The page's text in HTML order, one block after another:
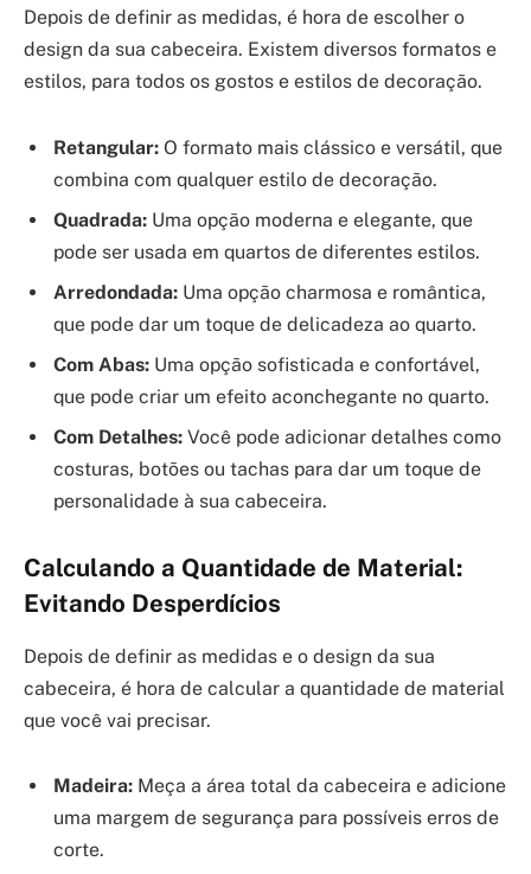
Depois de definir as medidas, é hora de escolher o
design da sua cabeceira. Existem diversos formatos e
estilos, para todos os gostos e estilos de decoração.
Retangular: O formato mais clássico e versátil, que
combina com qualquer estilo de decoração.
Quadrada: Uma opção moderna e elegante, que
pode ser usada em quartos de diferentes estilos.
Arredondada: Uma opção charmosa e romântica,
que pode dar um toque de delicadeza ao quarto.
Com Abas: Uma opção sofisticada e confortável,
que pode criar um efeito aconchegante no quarto.
Com Detalhes: Você pode adicionar detalhes como
costuras, botões ou tachas para dar um toque de
personalidade à sua cabeceira.
Calculando a Quantidade de Material:
Evitando Desperdícios
Depois de definir as medidas e o design da sua
cabeceira, é hora de calcular a quantidade de material
que você vai precisar.
Madeira: Meça a área total da cabeceira e adicione
uma margem de segurança para possíveis erros de
corte.